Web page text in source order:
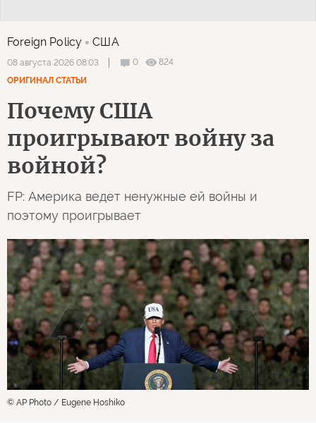
Foreign Policy США
08 августа 2026 08:03 0
824
ОРИГИНАЛ СТАТЬИ
Почему США
проигрывают войну за
войной?
FP: Америка ведет ненужные ей войны и
поэтому проигрывает
© AP Photo / Eugene Hoshiko